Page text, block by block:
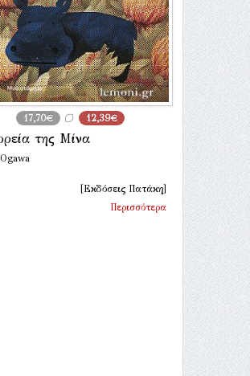
17,70€ 12,39€
της Μίνα
[Εκδόσεις Πατάκη]
Περισσότερα